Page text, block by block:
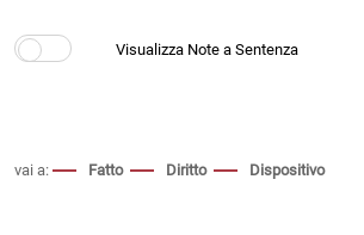
vai a: Fatto Diritto
Dispositivo